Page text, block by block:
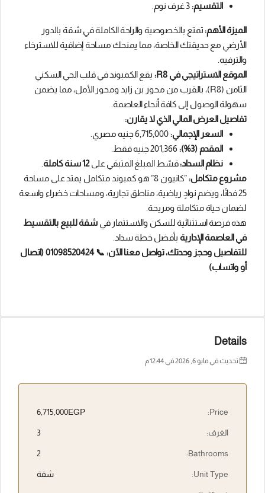
التقسيم:
الميزة الأهم:تمتع بالخصوصية والراحة الكاملة في شقة بالدور
الأرضي مع حديقتك الخاصة، مما يمنحك مساحة إضافية للاسترخاء
والترفيه.
الموقع الاستراتيجي في R8:
يقع الكمبوند في قلب الحي السكني
الثامن (R8)، بالقرب من محور بن زايد ومحور الأمل، مما يضمن
سهولة الوصول إلى كافة أنحاء العاصمة.
تفاصيل العرض المالي الذي لا يقارن:
السعر الإجمالي:
المقدم (3%):
نظام السداد:قسّط المبلغ المتبقي على12 سنة كاملة
مشروع متكامل:
”كانيون 8” هو كمبوند متكامل يمتد على مساحة
25 فدانًا، ويضم نوادٍ رياضية، مناطق تجارية، ومساحات خضراء واسعة
لضمان حياة متكاملة ومريحة.
هذه فرصة استثنائية للسكن والاستثمار في شقة للبيع بالتقسيط
في العاصمة الإدارية بأفضل خطة سداد.
للتفاصيل وحجز وحدتك، تواصل معنا الآن:
📞 01098520424 (اتصال
أو واتساب)
Details
تحديث في مايو 6, 2026 في 12:44 م
Price:
6,715,000EGP
الغرف: 3
Bathrooms:
2
Unit Type: شقة